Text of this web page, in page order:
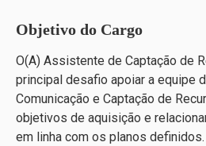
Objetivo do Cargo
O(A) Assistente de Captação de
principal desafio apoiar a equipe
Comunicação e Captação de
objetivos de aquisição e
em linha com os planos definidos.